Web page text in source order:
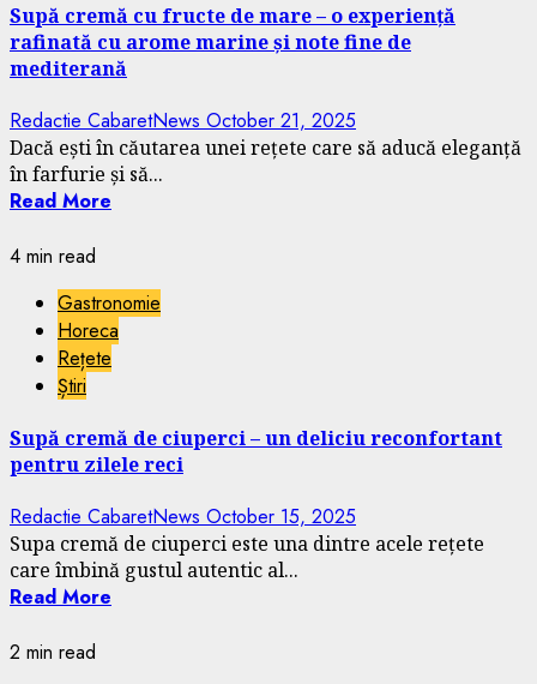
Supă cremă cu fructe de mare – o experiență
rafinată cu arome marine și note fine de
mediterană
Redactie CabaretNews October 21, 2025
Dacă ești în căutarea unei rețete care să aducă eleganță
în farfurie și să...
Read More
4 min read
Gastronomie
Horeca
Rețete
Știri
Supă cremă de ciuperci – un deliciu reconfortant
pentru zilele reci
Redactie CabaretNews October 15, 2025
Supa cremă de ciuperci este una dintre acele rețete
care îmbină gustul autentic al...
Read More
2 min read